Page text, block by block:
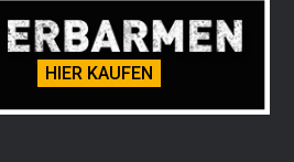
HIER KAUFEN